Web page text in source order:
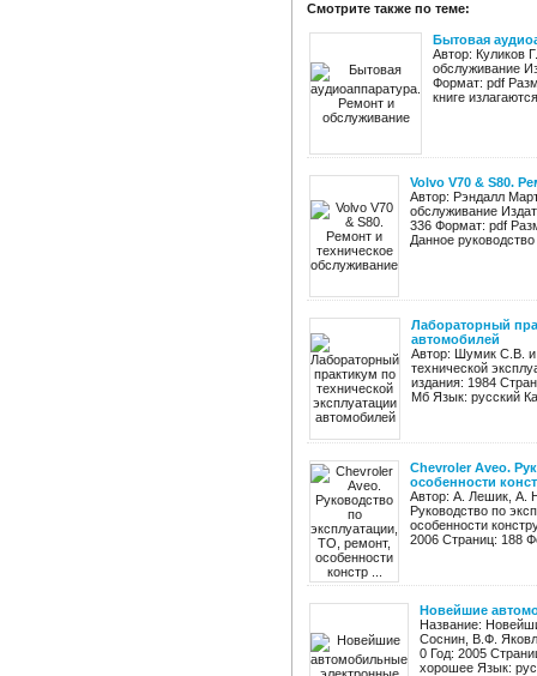
Смотрите также по теме:
Бытовая
Автор: Куликов
обслуживание
Формат: pdf
книге
Volvo V70 & S80.
Автор: Рэндалл
обслуживание
336 Формат: pdf
Данное
Лабораторный
автомобилей
Автор: Шумик С.В. и
технической
издания: 1984
Мб Язык: русский
Chevroler Aveo.
особенности
Автор: А. Лешик, А.
Руководство по
особенности
2006 Страниц: 188
Новейшие
Название:
Соснин, В.Ф.
0 Год: 2005
хорошее Язык: